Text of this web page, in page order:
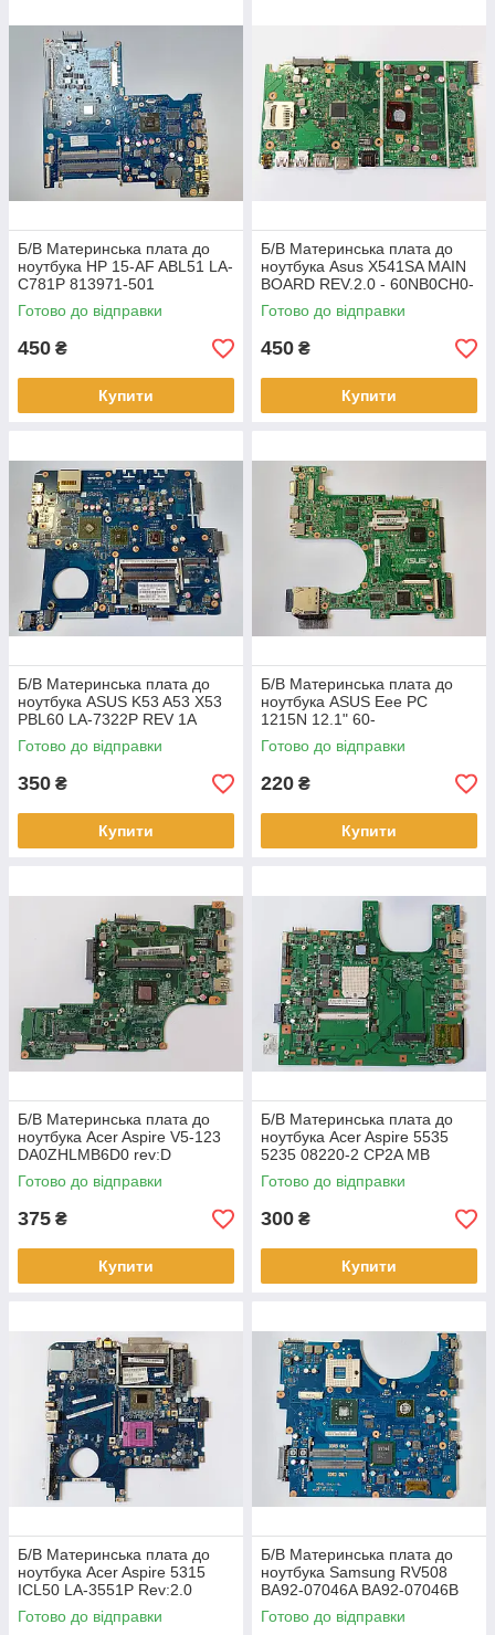
Б/В Материнська плата до
ноутбука HP 15-AF ABL51 LA-
C781P 813971-501
(НЕСПРАВНА)
Готово до відправки
450 ₴
Купити
Б/В Материнська плата до
ноутбука Asus X541SA MAIN
BOARD REV.2.0 - 60NB0CH0-
MB1310 (НЕСПРАВНА)
Готово до відправки
450 ₴
Купити
Б/В Материнська плата до
ноутбука ASUS K53 A53 X53
PBL60 LA-7322P REV 1A
(НЕСПРАВНА)
Готово до відправки
350 ₴
Купити
Б/В Материнська плата до
ноутбука ASUS Eee PC
1215N 12.1" 60-
0A2HMB1500-C02 1215N VX6
REV 1.3 (НЕСПРАВНА)
Готово до відправки
220 ₴
Купити
Б/В Материнська плата до
ноутбука Acer Aspire V5-123
DA0ZHLMB6D0 rev:D
(НЕСПРАВНА)
Готово до відправки
375 ₴
Купити
Б/В Материнська плата до
ноутбука Acer Aspire 5535
5235 08220-2 CP2A MB
48.4K901.021 (НЕСПРАВНА)
Готово до відправки
300 ₴
Купити
Б/В Материнська плата до
ноутбука Acer Aspire 5315
ICL50 LA-3551P Rev:2.0
(НЕСПРАВНА)
Готово до відправки
Б/В Материнська плата до
ноутбука Samsung RV508
BA92-07046A BA92-07046B
SCALA-15L REV:MP1.0
(НЕСПРАВНА)
Готово до відправки